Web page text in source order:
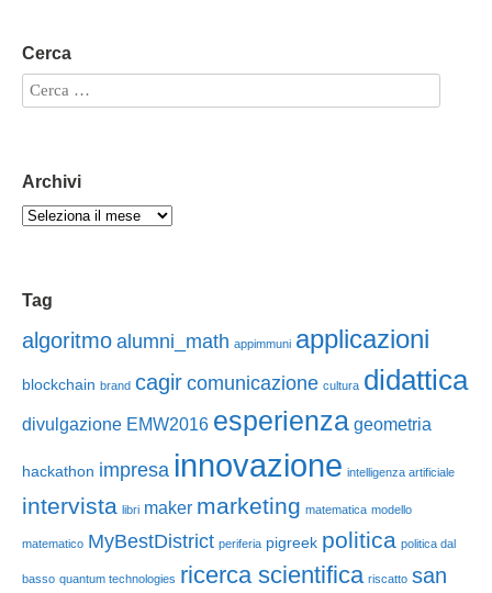
Cerca
Archivi
Tag
algoritmo alumni_math appimmuni applicazioni
blockchain brand cagir comunicazione cultura didattica
divulgazione EMW2016 esperienza geometria
hackathon impresa innovazione intelligenza artificiale
intervista libri maker marketing matematica modello
matematico MyBestDistrict periferia pigreek politica politica dal
basso quantum technologies ricerca scientifica riscatto san